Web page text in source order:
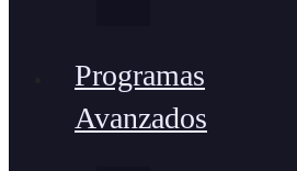
Programas
Avanzados